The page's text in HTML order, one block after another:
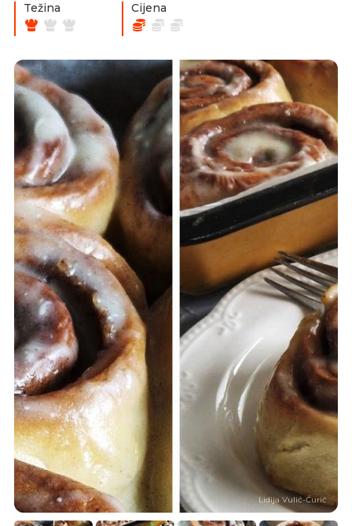
Težina Cijena
Lidija Vulić-Ćurić